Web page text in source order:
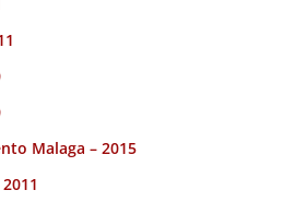
Malaga – 2015